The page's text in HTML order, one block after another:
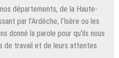
départements, de la Haute-
par l’Ardèche, l’Isère ou les
donné la parole pour qu’ils nous
de travail et de leurs attentes.